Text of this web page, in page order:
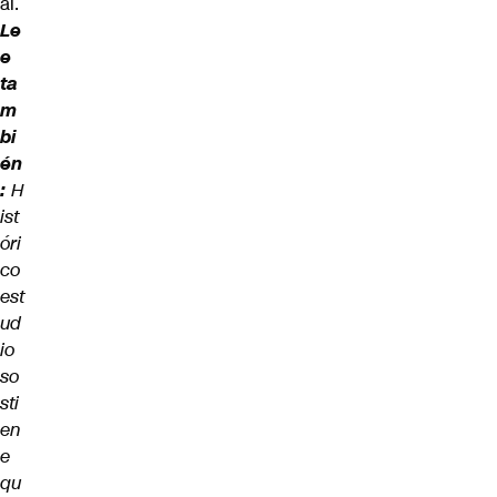
Le
e
ta
m
bi
én
: H
ist
óri
co
est
ud
io
so
sti
en
e
qu